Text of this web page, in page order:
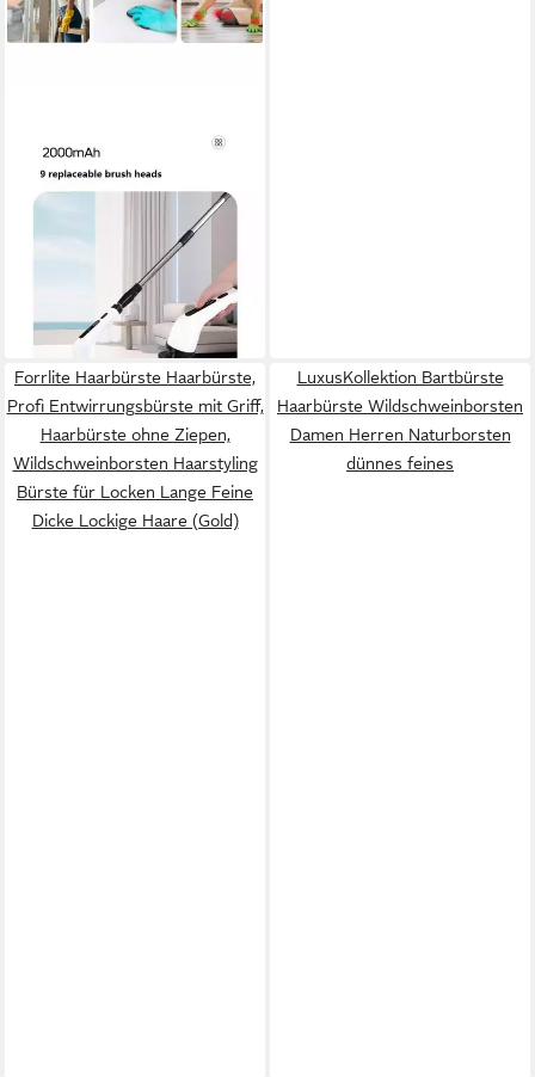
Reinigungsbürsten-Set
Elektrische Reinigungsbüste
9-in-1 mit Akku, 450 U/min,
Badewannen Duschen Fliesen
Küchenflächen Fenster
Autoreinigung, (Elektrisches
Reinigungsbürsten-Set mit
Akku & Zubehör, 9-teiliges
Reinigungsset mit
Bürstenaufsätzen &
Verlängerung), Kabelloser 9-
in-1 Power Spin Scrubber mit
450 U/min & 2500 mAh Akku
49,99 €
lieferbar - in 2-3 Werktagen bei dir
Forrlite Haarbürste Haarbürste,
Profi Entwirrungsbürste mit Griff,
Haarbürste ohne Ziepen,
Wildschweinborsten Haarstyling
Bürste für Locken Lange Feine
Dicke Lockige Haare (Gold)
LuxusKollektion Bartbürste
Haarbürste Wildschweinborsten
Damen Herren Naturborsten
dünnes feines